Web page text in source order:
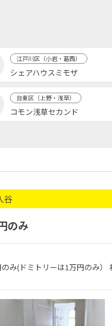
江戸川区（小岩・葛西）
シェアハウスミモザ
台東区（上野・浅草）
コモン浅草セカンド
谷
のみ
み(ドミトリーは1万円のみ）